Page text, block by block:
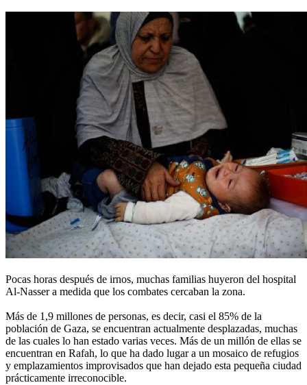
Pocas horas después de irnos, muchas familias huyeron del hospital
Al-Nasser a medida que los combates cercaban la zona.
Más de 1,9 millones de personas, es decir, casi el 85% de la
población de Gaza, se encuentran actualmente desplazadas, muchas
de las cuales lo han estado varias veces. Más de un millón de ellas se
encuentran en Rafah, lo que ha dado lugar a un mosaico de refugios
y emplazamientos improvisados que han dejado esta pequeña ciudad
prácticamente irreconocible.